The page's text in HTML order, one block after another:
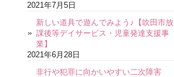
2021年7月5日
新しい道具で遊んでみよう♪【吹田市放
課後等デイサービス・児童発達支援事
業】
2021年6月28日
非行や犯罪に向かいやすい二次障害